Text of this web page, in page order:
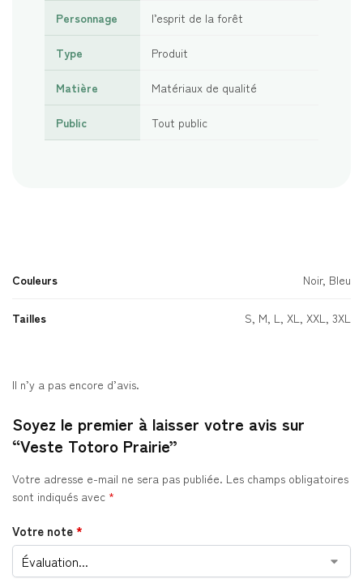
Personnage l’esprit de la forêt
Type Produit
Matière Matériaux de qualité
Public Tout public
Couleurs Noir, Bleu
Tailles S, M, L, XL, XXL, 3XL
Il n’y a pas encore d’avis.
Soyez le premier à laisser votre avis sur
“Veste Totoro Prairie”
Votre adresse e-mail ne sera pas publiée. Les champs obligatoires
sont indiqués avec *
Votre note*